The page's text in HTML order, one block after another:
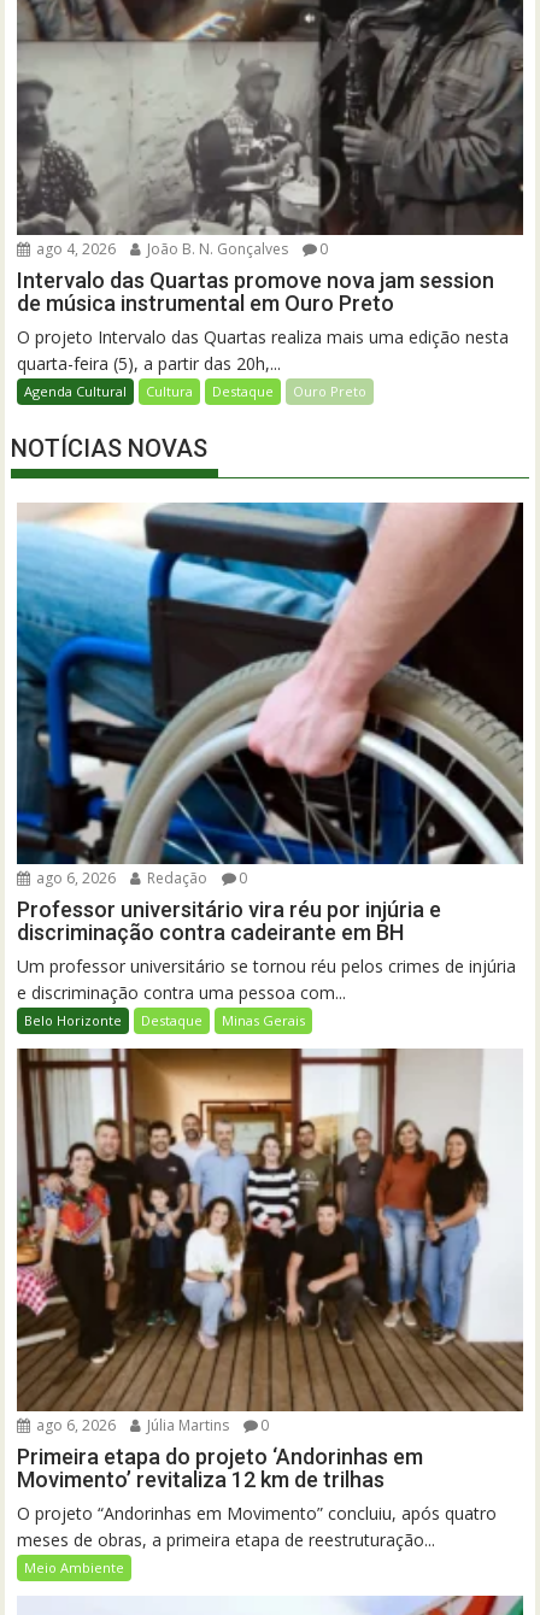
ago 4, 2026 João B. N. Gonçalves 0
Intervalo das Quartas promove nova jam session
de música instrumental em Ouro Preto
O projeto Intervalo das Quartas realiza mais uma edição nesta
quarta-feira (5), a partir das 20h,...
Agenda Cultural Cultura Destaque Ouro Preto
NOTÍCIAS NOVAS
ago 6, 2026 Redação 0
Professor universitário vira réu por injúria e
discriminação contra cadeirante em BH
Um professor universitário se tornou réu pelos crimes de injúria
e discriminação contra uma pessoa com...
Belo Horizonte Destaque Minas Gerais
ago 6, 2026 Júlia Martins 0
Primeira etapa do projeto ‘Andorinhas em
Movimento’ revitaliza 12 km de trilhas
O projeto “Andorinhas em Movimento” concluiu, após quatro
meses de obras, a primeira etapa de reestruturação...
Meio Ambiente